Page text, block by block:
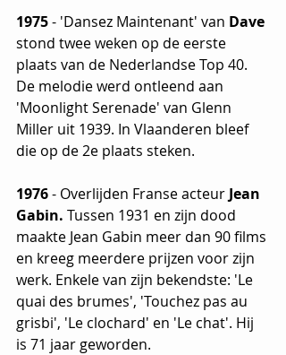
1975 - 'Dansez Maintenant' van Dave
stond twee weken op de eerste
plaats van de Nederlandse Top 40.
De melodie werd ontleend aan
'Moonlight Serenade' van Glenn
Miller uit 1939. In Vlaanderen bleef
die op de 2e plaats steken.
1976 - Overlijden Franse acteur Jean
Gabin. Tussen 1931 en zijn dood
maakte Jean Gabin meer dan 90 films
en kreeg meerdere prijzen voor zijn
werk. Enkele van zijn bekendste: 'Le
quai des brumes', 'Touchez pas au
grisbi', 'Le clochard' en 'Le chat'. Hij
is 71 jaar geworden.